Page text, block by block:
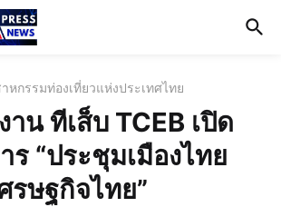
หกรรมท่องเที่ยวแห่งประเทศไทย
น ทีเส็บ TCEB เปิด
ร “ประชุมเมืองไทย
รษฐกิจไทย”